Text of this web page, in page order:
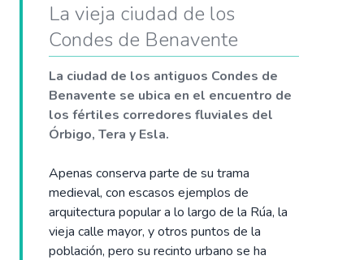
La vieja ciudad de los
Condes de Benavente
La ciudad de los antiguos Condes de
Benavente se ubica en el encuentro de
los fértiles corredores fluviales del
Órbigo, Tera y Esla.
Apenas conserva parte de su trama
medieval, con escasos ejemplos de
arquitectura popular a lo largo de la Rúa, la
vieja calle mayor, y otros puntos de la
población, pero su recinto urbano se ha